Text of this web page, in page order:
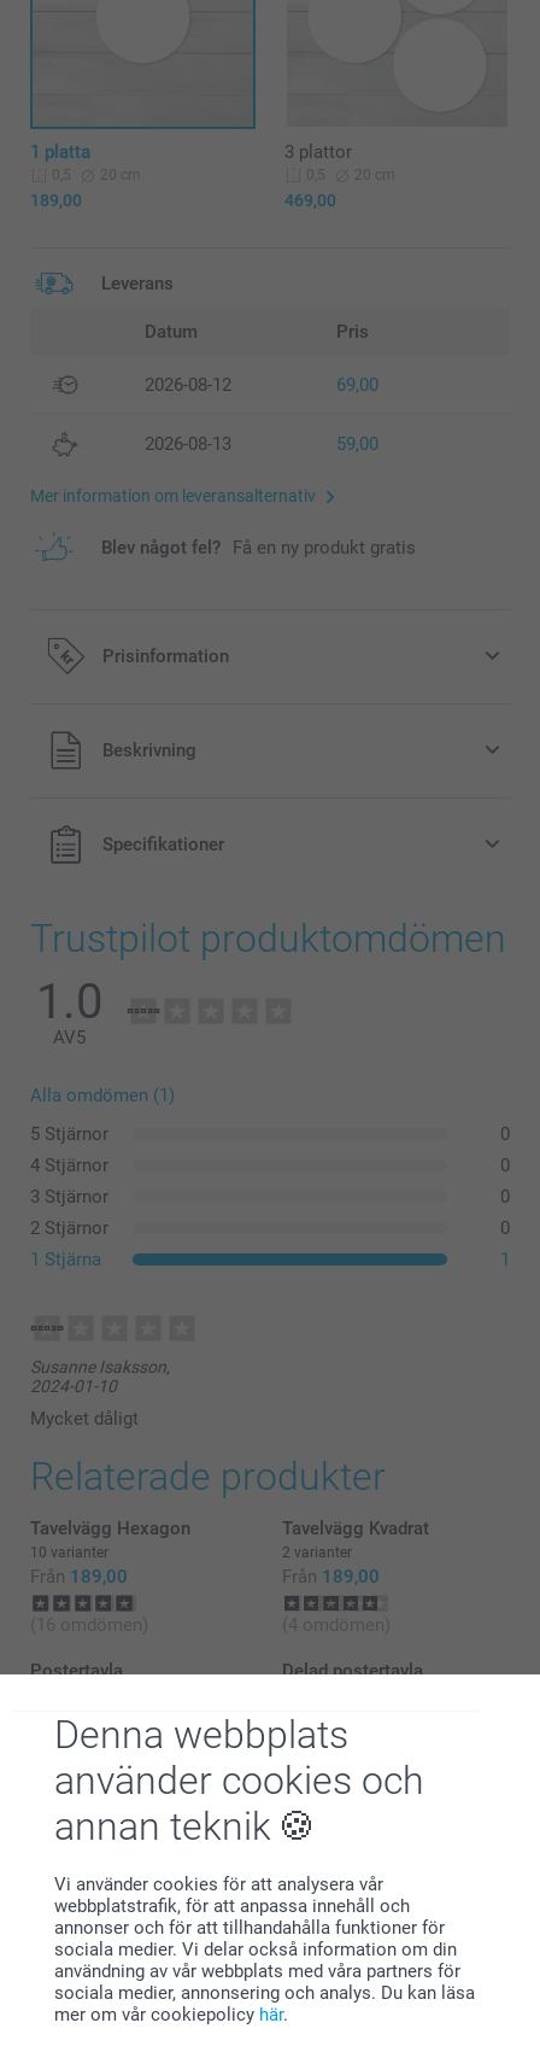
Denna webbplats
använder cookies och
annan teknik
Vi använder cookies för att analysera vår
webbplatstrafik, för att anpassa innehåll och
annonser och för att tillhandahålla funktioner för
sociala medier. Vi delar också information om din
användning av vår webbplats med våra partners för
sociala medier, annonsering och analys. Du kan läsa
mer om vår cookiepolicy här.
1 platta
0,5 20 cm
189,00
3 plattor
0,5 20 cm
469,00
Leverans
Datum Pris
2026-08-12 69,00
2026-08-13 59,00
Mer information om leveransalternativ
Blev något fel? Få en ny produkt gratis
Prisinformation
Alla priser är i svenska kronor (SEK), inklusive moms och
exklusive porto.
Beskrivning
Specifikationer
Trustpilot produktomdömen
1.0
AV5
Alla omdömen (1)
5 Stjärnor
0
4 Stjärnor
0
3 Stjärnor
0
2 Stjärnor
0
1 Stjärna
1
Susanne Isaksson,
2024-01-10
Mycket dåligt
Relaterade produkter
Tavelvägg Hexagon
10 varianter
Från 189,00
(16 omdömen)
Tavelvägg Kvadrat
2 varianter
Från 189,00
(4 omdömen)
Postertavla
Från 219,00
(51 omdömen)
Delad postertavla
Från 1 329,00
Varförsmartphoto?